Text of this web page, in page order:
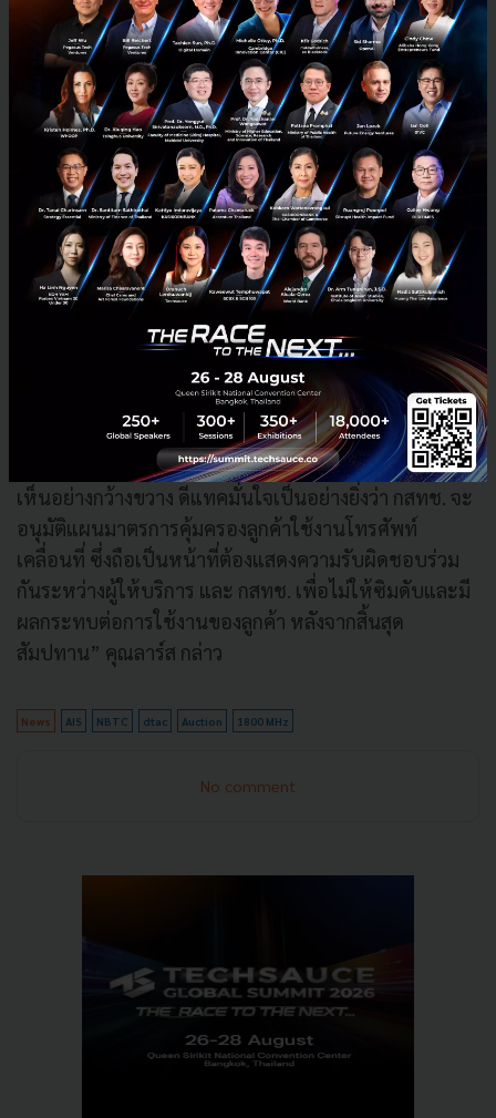
คุณลาร์ส นอร์ลิ่ง ประธานเจ้าหน้าที่บริหาร บริษัท โทเทิ่ล
แอ็คเซ็ส คอมมูนิเคชั่น จำกัด (มหาชน) หรือดีแทค ระบุว่า
คลื่น 1800 MHz ที่ได้จากการประมูลจะนำมาให้บริการ
อย่างต่อเนื่อง ทั้งในส่วนของลูกค้า 2G ที่มีฐานลูกค้าเป็น
จำนวนมาก และรวมถึงการนำคลื่นความถี่ดังกล่าวมาใช้
เพื่อเพิ่มประสิทธิภาพโครงข่ายบริการ 4G ตอบสนองความ
ต้องการการใช้งานอินเทอร์เน็ตบนมือถือที่เติบโตอย่าง
“ดีแทคต้องขอขอบคุณรัฐบาล และ กสทช. สำหรับการจัด
ประมูลคลื่นความถี่ที่ประสบความสำเร็จโดยคำนึงถึงข้อคิด
เห็นอย่างกว้างขวาง ดีแทคมั่นใจเป็นอย่างยิ่งว่า กสทช. จะ
อนุมัติแผนมาตรการคุ้มครองลูกค้าใช้งานโทรศัพท์
เคลื่อนที่ ซึ่งถือเป็นหน้าที่ต้องแสดงความรับผิดชอบร่วม
กันระหว่างผู้ให้บริการ และ กสทช. เพื่อไม่ให้ซิมดับและมี
ผลกระทบต่อการใช้งานของลูกค้า หลังจากสิ้นสุด
สัมปทาน” คุณลาร์ส กล่าว
News AIS NBTC dtac Auction 1800 MHz
No comment